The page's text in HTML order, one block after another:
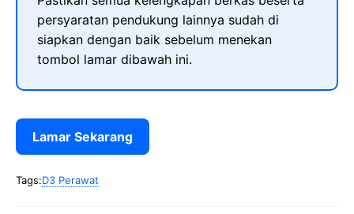
persyaratan pendukung lainnya sudah di
siapkan dengan baik sebelum menekan
tombol lamar dibawah ini.
Lamar Sekarang
Tags:D3 Perawat